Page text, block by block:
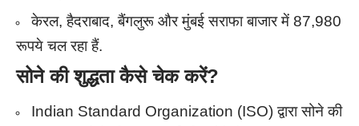
केरल, हैदराबाद, बैंगलुरू और मुंबई सराफा बाजार में 87,980
रूपये चल रहा हैं.
सोने की शुद्धता कैसे चेक करें?
Indian Standard Organization (ISO) द्वारा सोने की